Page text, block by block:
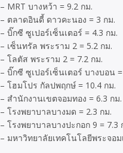
– MRT บางหว้า = 9.2 กม.
– ตลาดอินดี้ ดาวคะนอง = 3 กม.
– บิ๊กซี ซูเปอร์เซ็นเตอร์ = 4.3 กม.
– เซ็นทรัล พระราม 2 = 5.2 กม.
– โลตัส พระราม 2 = 7.2 กม.
– บิ๊กซี ซูเปอร์เซ็นเตอร์ บางบอน
– โฮมโปร กัลปพฤกษ์ = 10.4 กม.
– สำนักงานเขตจอมทอง = 6.3 กม.
– โรงพยาบาลบางมด = 2.3 กม.
– โรงพยาบาลบางปะกอก 9 = 7.3
– มหาวิทยาลัยเทคโนโลยีพระจอ